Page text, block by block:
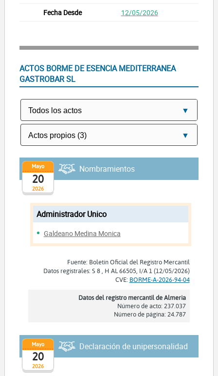
12/05/2026
ACTOS BORME DE ESENCIA MEDITERRANEA
GASTROBAR SL
2026
Mayo
20
Nombramientos
Administrador Unico
Galdeano Medina Monica
Fuente: Boletín Oficial del Registro Mercantil
Datos registrales: S 8 , H AL 66505, I/A 1 (12/05/2026)
CVE: BORME-A-2026-94-04
Datos del registro mercantil de Almeria
Número de acto: 237.037
Número de página: 24.787
2026
Mayo
20
Declaración de unipersonalidad